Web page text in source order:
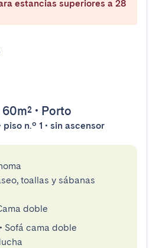
estancias superiores a 28
• Porto
n.º 1 • sin ascensor
toallas y sábanas
doble
• Sofá cama doble